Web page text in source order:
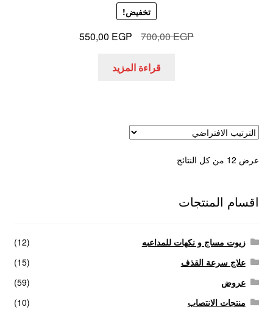
تخفيض!
700,00EGP
السعر
هو:
550,00 EGP
السعر
قراءة المزيد
عرض ⁦12⁩ من كل النتائج
اقسام المنتجات
زيوت مساج و نكهات للمداعبه
(12)
علاج سرعة القذف
(15)
عروض
(59)
منتجات الانتصاب
(10)